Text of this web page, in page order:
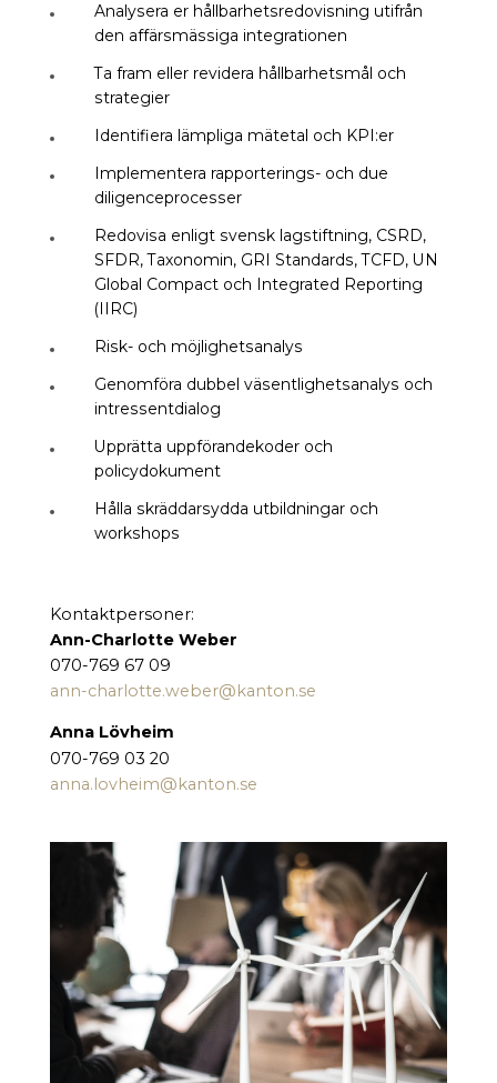
Analysera er hållbarhetsredovisning utifrån
den affärsmässiga integrationen
Ta fram eller revidera hållbarhetsmål och
strategier
Identifiera lämpliga mätetal och KPI:er
Implementera rapporterings- och due
diligenceprocesser
Redovisa enligt svensk lagstiftning, CSRD,
SFDR, Taxonomin, GRI Standards, TCFD, UN
Global Compact och Integrated Reporting
(IIRC)
Risk- och möjlighetsanalys
Genomföra dubbel väsentlighetsanalys och
intressentdialog
Upprätta uppförandekoder och
policydokument
Hålla skräddarsydda utbildningar och
workshops
Kontaktpersoner:
Ann-Charlotte Weber
070-769 67 09
ann-charlotte.weber@kanton.se
Anna Lövheim
070-769 03 20
anna.lovheim@kanton.se